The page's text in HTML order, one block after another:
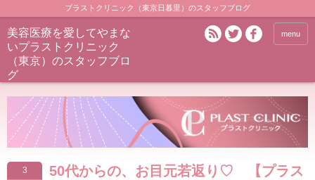
プラストクリニック（東京日暮里）のスタッフブログ
美容医療を愛してやまな
いプラストクリニック
（東京）のスタッフブロ
グ
menu
3
50代からの、お目元若返り♡ 【プラス